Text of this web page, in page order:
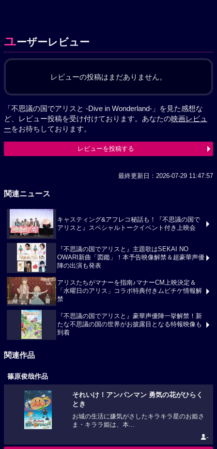
ユーザーレビュー
レビューの投稿はまだありません。
「不思議の国でアリスと -Dive in Wonderland-」を見た感想な
ど、レビュー投稿を受け付けております。あなたの映画レビュ
ーをお待ちしております。
レビューを投稿する
最終更新日：2026-07-29 11:47:57
関連ニュース
キャスティング&アフレコ秘話も！『不思議の国で
アリスと』スペシャルトークイベント付き上映会
『不思議の国でアリスと』主題歌はSEKAI NO
OWARI新曲「図鑑」！本予告映像解禁＆超豪華声優
陣の出演も発表
アリスたちがマナーを指南♪マナーCM上映決定＆
「水曜日のアリス」コラボ特典付きムビチケ情報解
禁
『不思議の国でアリスと』豪華声優陣一挙解禁！新
たな不思議の国の世界がお披露目となる特報映像も
到着
関連作品
篠原俊哉作品
それいけ！アンパンマン 勇気の花がひらく
とき
お城の生活に嫌気がさしたキラキラ星のお姫さ
ま・キララ姫は、本...
-